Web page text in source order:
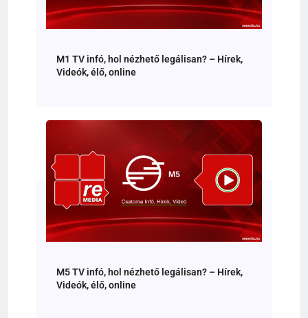
M1 TV infó, hol nézhető legálisan? – Hírek,
Videók, élő, online
M5 TV infó, hol nézhető legálisan? – Hírek,
Videók, élő, online